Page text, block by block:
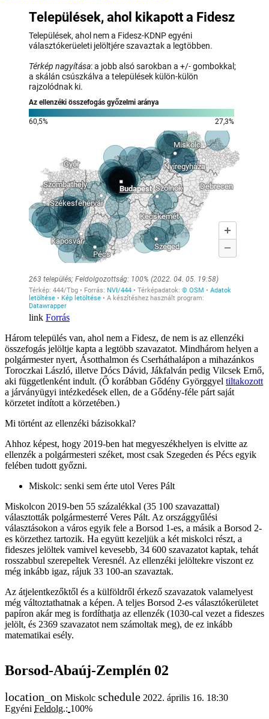
Forrás
Három település van, ahol nem a Fidesz, de nem is az ellenzéki
összefogás jelöltje kapta a legtöbb szavazatot. Mindhárom helyen a
polgármester nyert, Ásotthalmon és Cserháthalápon a mihazánkos
Toroczkai László, illetve Dócs Dávid, Jákfalván pedig Vilcsek Ernő,
aki függetlenként indult. (Ő korábban Gődény Györggyel tiltakozott
a járványügyi intézkedések ellen, de a Gődény-féle párt saját
körzetet indított a körzetében.)
Mi történt az ellenzéki bázisokkal?
Ahhoz képest, hogy 2019-ben hat megyeszékhelyen is elvitte az
ellenzék a polgármesteri széket, most csak Szegeden és Pécs egyik
felében tudott győzni.
Miskolc: senki sem érte utol Veres Pált
Miskolcon 2019-ben 55 százalékkal (35 100 szavazattal)
választották polgármesterré Veres Pált. Az országgyűlési
választásokon a város egyik fele a Borsod 1-es, a másik a Borsod 2-
es körzethez tartozik. Ha együtt kezeljük a két miskolci részt, a
fideszes jelöltek vamivel kevesebb, 34 600 szavazatot kaptak, tehát
rosszabbul szerepeltek Veresnél. Az ellenzéki jelöltekre viszont ez
még inkább igaz, rájuk 33 100-an szavaztak.
Az átjelentkezőktől és a külföldről érkező szavazatok valamelyest
még változtathatnak a képen. A teljes Borsod 2-es választókerületet
papíron akár meg is fordíthatja az ellenzék (1030-cal vezet a fideszes
jelölt, és 2369 szavazatot nem számoltak meg), de ez inkább
matematikai esély.
Borsod-Abaúj-Zemplén 02
Miskolc
2022. április 16. 18:30
Egyéni Feldolg.: 100%